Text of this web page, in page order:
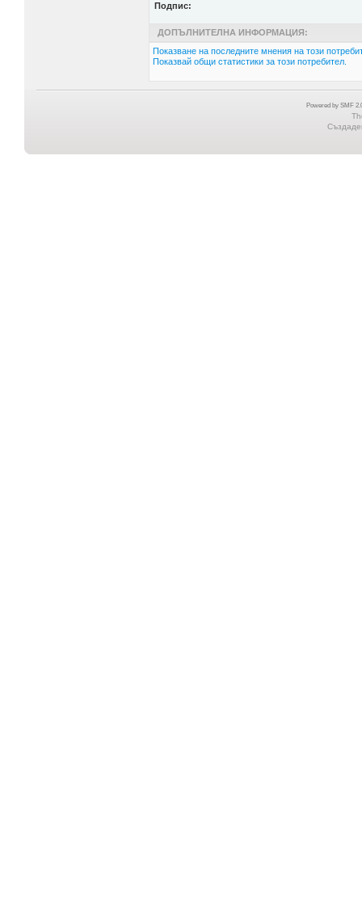
Подпис:
ДОПЪЛНИТЕЛНА ИНФОРМАЦИЯ:
Показване на последните мнения на този
Показвай общи статистики за този потребител.
Powered by SMF